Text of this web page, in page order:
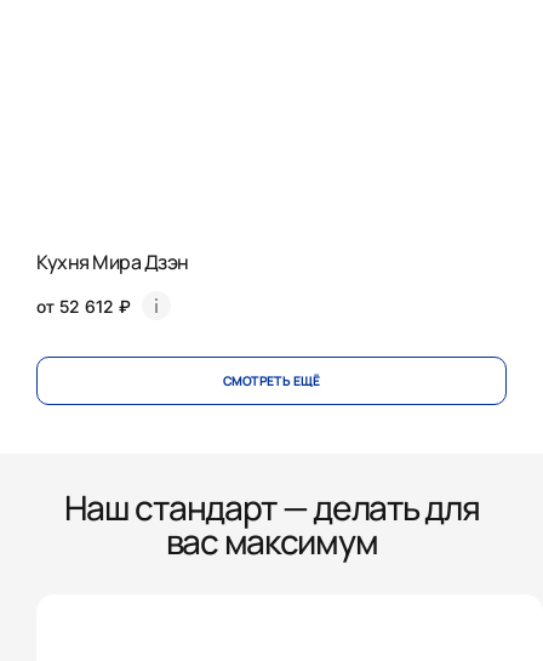
Кухня Мира Дзэн
от 52 612 ₽
СМОТРЕТЬ ЕЩЁ
Наш стандарт — делать для
вас максимум